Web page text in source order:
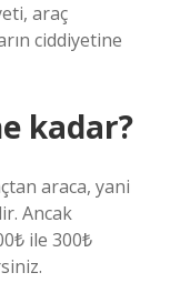
araç
ciddiyetine
kadar?
araca, yani
Ancak
ile 300₺